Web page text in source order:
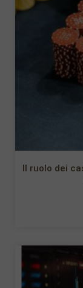
Il ruolo dei